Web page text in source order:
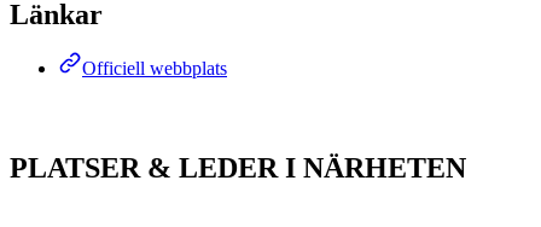
Länkar
Officiell webbplats
PLATSER & LEDER I NÄRHETEN